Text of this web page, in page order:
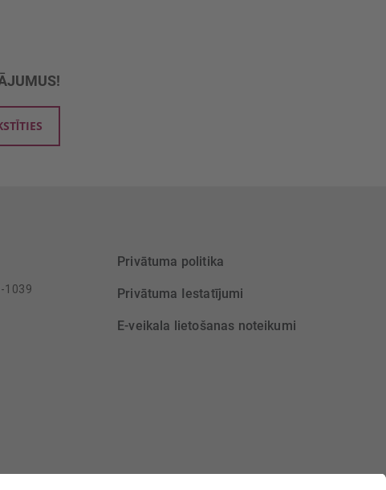
1039
Privātuma politika
Privātuma Iestatījumi
E-veikala lietošanas noteikumi